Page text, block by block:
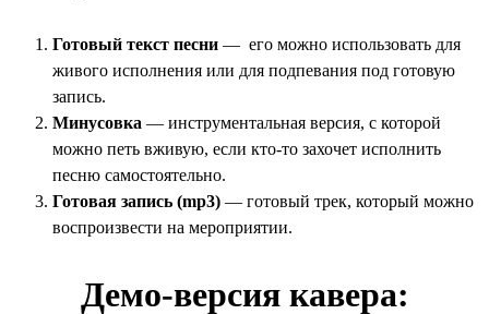
Готовый текст песни — его можно использовать для
живого исполнения или для подпевания под готовую
запись.
Минусовка — инструментальная версия, с которой
можно петь вживую, если кто-то захочет исполнить
песню самостоятельно.
Готовая запись (mp3) — готовый трек, который можно
воспроизвести на мероприятии.
Демо-версия кавера: